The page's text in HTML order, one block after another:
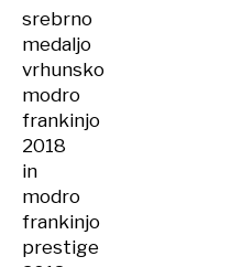
srebrno
medaljo
vrhunsko
modro
frankinjo
2018
in
modro
frankinjo
prestige